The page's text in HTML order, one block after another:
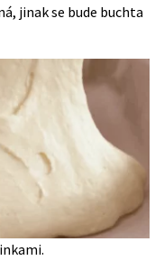
jinak se bude buchta